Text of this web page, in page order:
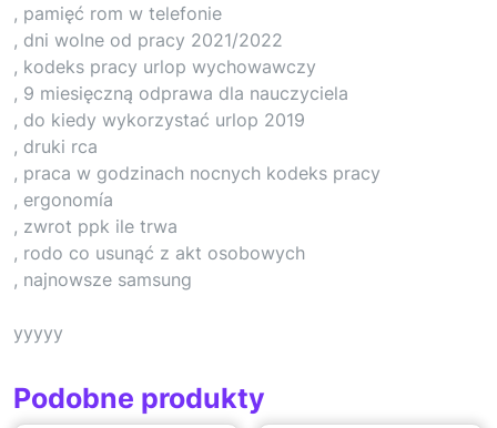
, pamięć rom w telefonie
, dni wolne od pracy 2021/2022
, kodeks pracy urlop wychowawczy
, 9 miesięczną odprawa dla nauczyciela
, do kiedy wykorzystać urlop 2019
, druki rca
, praca w godzinach nocnych kodeks pracy
, ergonomía
, zwrot ppk ile trwa
, rodo co usunąć z akt osobowych
, najnowsze samsung
yyyyy
Podobne produkty